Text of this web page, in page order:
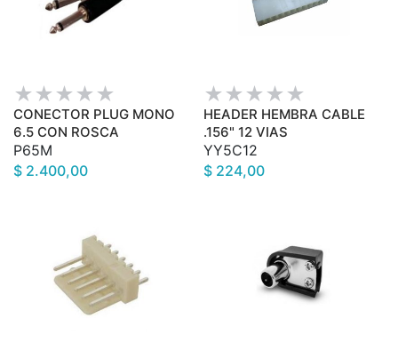
CONECTOR PLUG MONO
6.5 CON ROSCA
P65M
$ 2.400,00
HEADER HEMBRA CABLE
.156" 12 VIAS
YY5C12
$ 224,00